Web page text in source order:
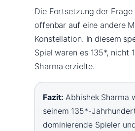
Die Fortsetzung der
offenbar auf eine andere
Konstellation. In diesem
Spiel waren es 135*, nicht
Sharma erzielte.
Fazit: Abhishek Sharma
seinem 135*-
dominierende Spieler